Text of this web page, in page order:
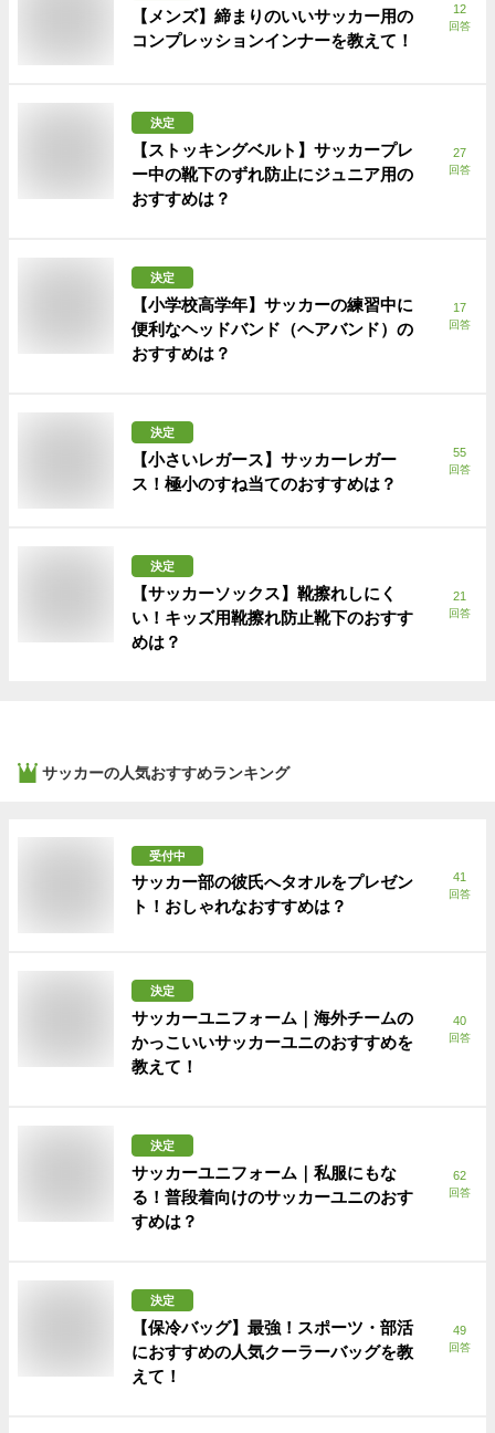
【メンズ】締まりのいいサッカー用の
コンプレッションインナーを教えて！
12
回答
決定
【ストッキングベルト】サッカープレ
ー中の靴下のずれ防止にジュニア用の
おすすめは？
27
回答
決定
【小学校高学年】サッカーの練習中に
便利なヘッドバンド（ヘアバンド）の
おすすめは？
17
回答
決定
【小さいレガース】サッカーレガー
ス！極小のすね当てのおすすめは？
55
回答
決定
【サッカーソックス】靴擦れしにく
い！キッズ用靴擦れ防止靴下のおすす
めは？
21
回答
サッカーの人気おすすめランキング
受付中
サッカー部の彼氏へタオルをプレゼン
ト！おしゃれなおすすめは？
41
回答
決定
サッカーユニフォーム｜海外チームの
かっこいいサッカーユニのおすすめを
教えて！
40
回答
決定
サッカーユニフォーム｜私服にもな
る！普段着向けのサッカーユニのおす
すめは？
62
回答
決定
【保冷バッグ】最強！スポーツ・部活
におすすめの人気クーラーバッグを教
えて！
49
回答